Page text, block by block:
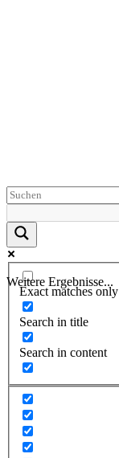
Weitere Ergebnisse...
Exact matches only
Search in title
Search in content